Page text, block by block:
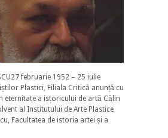
februarie 1952 – 25 iulie
Plastici, Filiala Critică anunță cu
eternitate a istoricului de artă Călin
al Institutului de Arte Plastice
Facultatea de istoria artei și a